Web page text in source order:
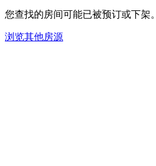
您查找的房间可能已被预订或下架。
浏览其他房源